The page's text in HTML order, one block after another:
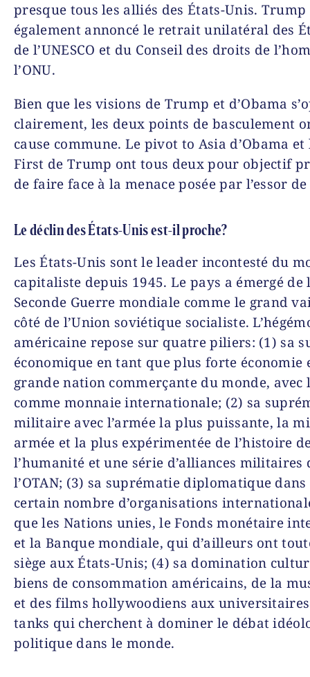
presque tous les alliés des États-Unis. Trump
également annoncé le retrait unilatéral des
de l’UNESCO et du Conseil des droits de
l’ONU.
Bien que les visions de Trump et d’Obama
clairement, les deux points de basculement
cause commune. Le pivot to Asia d’Obama et
First de Trump ont tous deux pour objectif
de faire face à la menace posée par l’essor
Le déclin des États-Unis est-il proche?
Les États-Unis sont le leader incontesté du
capitaliste depuis 1945. Le pays a émergé de
Seconde Guerre mondiale comme le grand
côté de l’Union soviétique socialiste.
américaine repose sur quatre piliers: (1) sa
économique en tant que plus forte économie
grande nation commerçante du monde, avec
comme monnaie internationale; (2) sa
militaire avec l’armée la plus puissante, la
armée et la plus expérimentée de l’histoire
l’humanité et une série d’alliances militaires
l’OTAN; (3) sa suprématie diplomatique
certain nombre d’organisations
que les Nations unies, le Fonds monétaire
et la Banque mondiale, qui d’ailleurs ont
siège aux États-Unis; (4) sa domination
biens de consommation américains, de la
et des films hollywoodiens aux
tanks qui cherchent à dominer le débat
politique dans le monde.